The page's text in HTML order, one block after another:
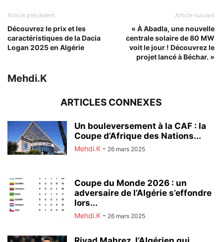
Article précédent
Découvrez le prix et les
caractéristiques de la Dacia
Logan 2025 en Algérie
Article suivant
« À Abadla, une nouvelle
centrale solaire de 80 MW
voit le jour ! Découvrez le
projet lancé à Béchar. »
Mehdi.K
ARTICLES CONNEXES
Un bouleversement à la CAF : la
Coupe d’Afrique des Nations...
Mehdi.K - 26 mars 2025
Coupe du Monde 2026 : un
adversaire de l’Algérie s’effondre
lors...
Mehdi.K - 26 mars 2025